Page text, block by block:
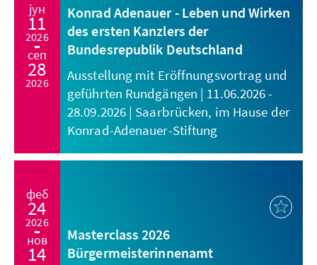
јун
11
2026
сеп
28
2026
Konrad Adenauer - Leben und Wirken
des ersten Kanzlers der
Bundesrepublik Deutschland
Ausstellung mit Eröffnungsvortrag und
geführten Rundgängen | 11.06.2026 -
28.09.2026 | Saarbrücken, im Hause der
Konrad-Adenauer-Stiftung
феб
24
2026
нов
14
Masterclass 2026
Bürgermeisterinnenamt